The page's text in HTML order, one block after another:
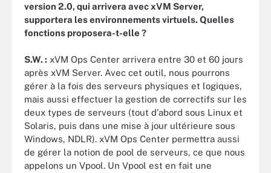
version 2.0, qui arrivera avec xVM Server,
supportera les environnements virtuels. Quelles
fonctions proposera-t-elle ?
S.W. : xVM Ops Center arrivera entre 30 et 60 jours
après xVM Server. Avec cet outil, nous pourrons
gérer à la fois des serveurs physiques et logiques,
mais aussi effectuer la gestion de correctifs sur les
deux types de serveurs (tout d'abord sous Linux et
Solaris, puis dans une mise à jour ultérieure sous
Windows, NDLR). xVM Ops Center permettra aussi
de gérer la notion de pool de serveurs, ce que nous
appelons un Vpool. Un Vpool est en fait une